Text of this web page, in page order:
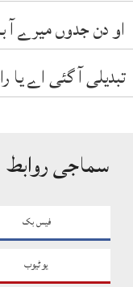
او دن جدوں میرے آ
تبدیلی آ گئی اے یا
سماجی روابط
فیس بک
یو ٹیوب